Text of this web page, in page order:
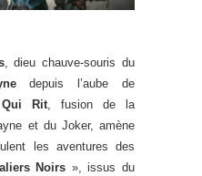
, dieu chauve-souris du
depuis l’aube de
Rit, fusion de la
et du Joker, amène
les aventures des
Noirs », issus du